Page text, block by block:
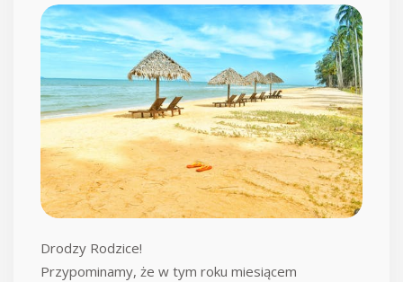
Drodzy Rodzice!
Przypominamy, że w tym roku miesiącem